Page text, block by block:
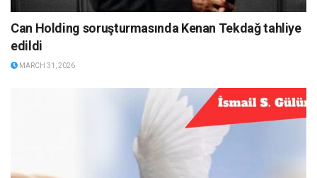
Can Holding soruşturmasında Kenan Tekdağ tahliye
edildi
MARCH 31, 2026